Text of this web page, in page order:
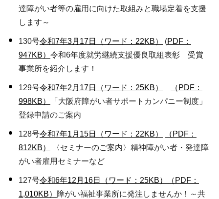
達障がい者等の雇用に向けた取組みと職場定着を支援
します～
130号令和7年3月17日（ワード：22KB） (PDF：
947KB） 令和6年度就労継続支援優良取組表彰 受賞
事業所を紹介します！
129号令和7年2月17日（ワード：25KB）
（PDF：
998KB）
「大阪府障がい者サポートカンパニー制度」
登録申請のご案内
128号令和7年1月15日（ワード：22KB）
（PDF：
812KB）
〈セミナーのご案内〉精神障がい者・発達障
がい者雇用セミナーなど
127号令和6年12月16日（ワード：25KB）
（PDF：
1,010KB） 障がい福祉事業所に発注しませんか！～共